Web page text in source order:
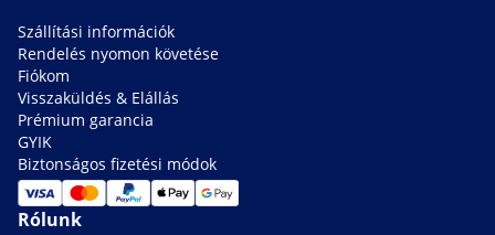
Szállítási információk
Rendelés nyomon követése
Fiókom
Visszaküldés & Elállás
Prémium garancia
GYIK
Biztonságos fizetési módok
Rólunk